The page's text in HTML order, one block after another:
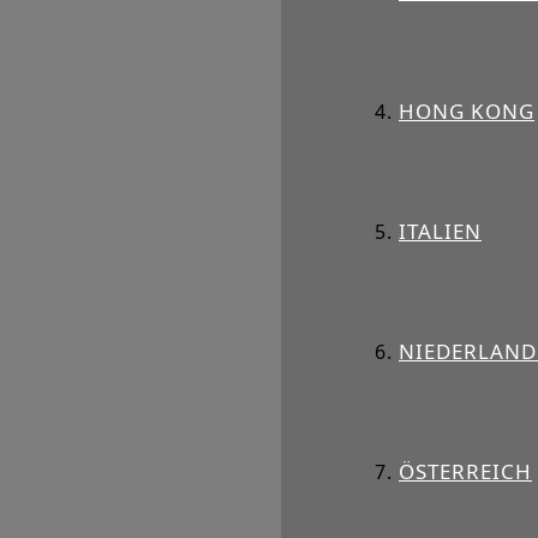
HONG KONG
ITALIEN
ÖSTERREICH